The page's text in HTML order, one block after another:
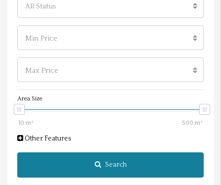
All Status
Min Price
Max Price
Area Size
Other Features
Search